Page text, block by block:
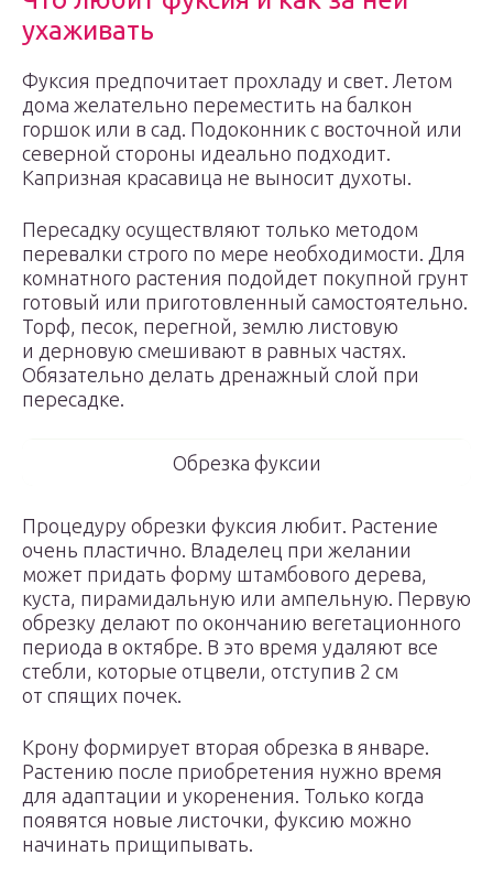
ухаживать
Фуксия предпочитает прохладу и свет. Летом
дома желательно переместить на балкон
горшок или в сад. Подоконник с восточной или
северной стороны идеально подходит.
Капризная красавица не выносит духоты.
Пересадку осуществляют только методом
перевалки строго по мере необходимости. Для
комнатного растения подойдет покупной грунт
готовый или приготовленный самостоятельно.
Торф, песок, перегной, землю листовую
и дерновую смешивают в равных частях.
Обязательно делать дренажный слой при
пересадке.
Обрезка фуксии
Процедуру обрезки фуксия любит. Растение
очень пластично. Владелец при желании
может придать форму штамбового дерева,
куста, пирамидальную или ампельную. Первую
обрезку делают по окончанию вегетационного
периода в октябре. В это время удаляют все
стебли, которые отцвели, отступив 2 см
от спящих почек.
Крону формирует вторая обрезка в январе.
Растению после приобретения нужно время
для адаптации и укоренения. Только когда
появятся новые листочки, фуксию можно
начинать прищипывать.